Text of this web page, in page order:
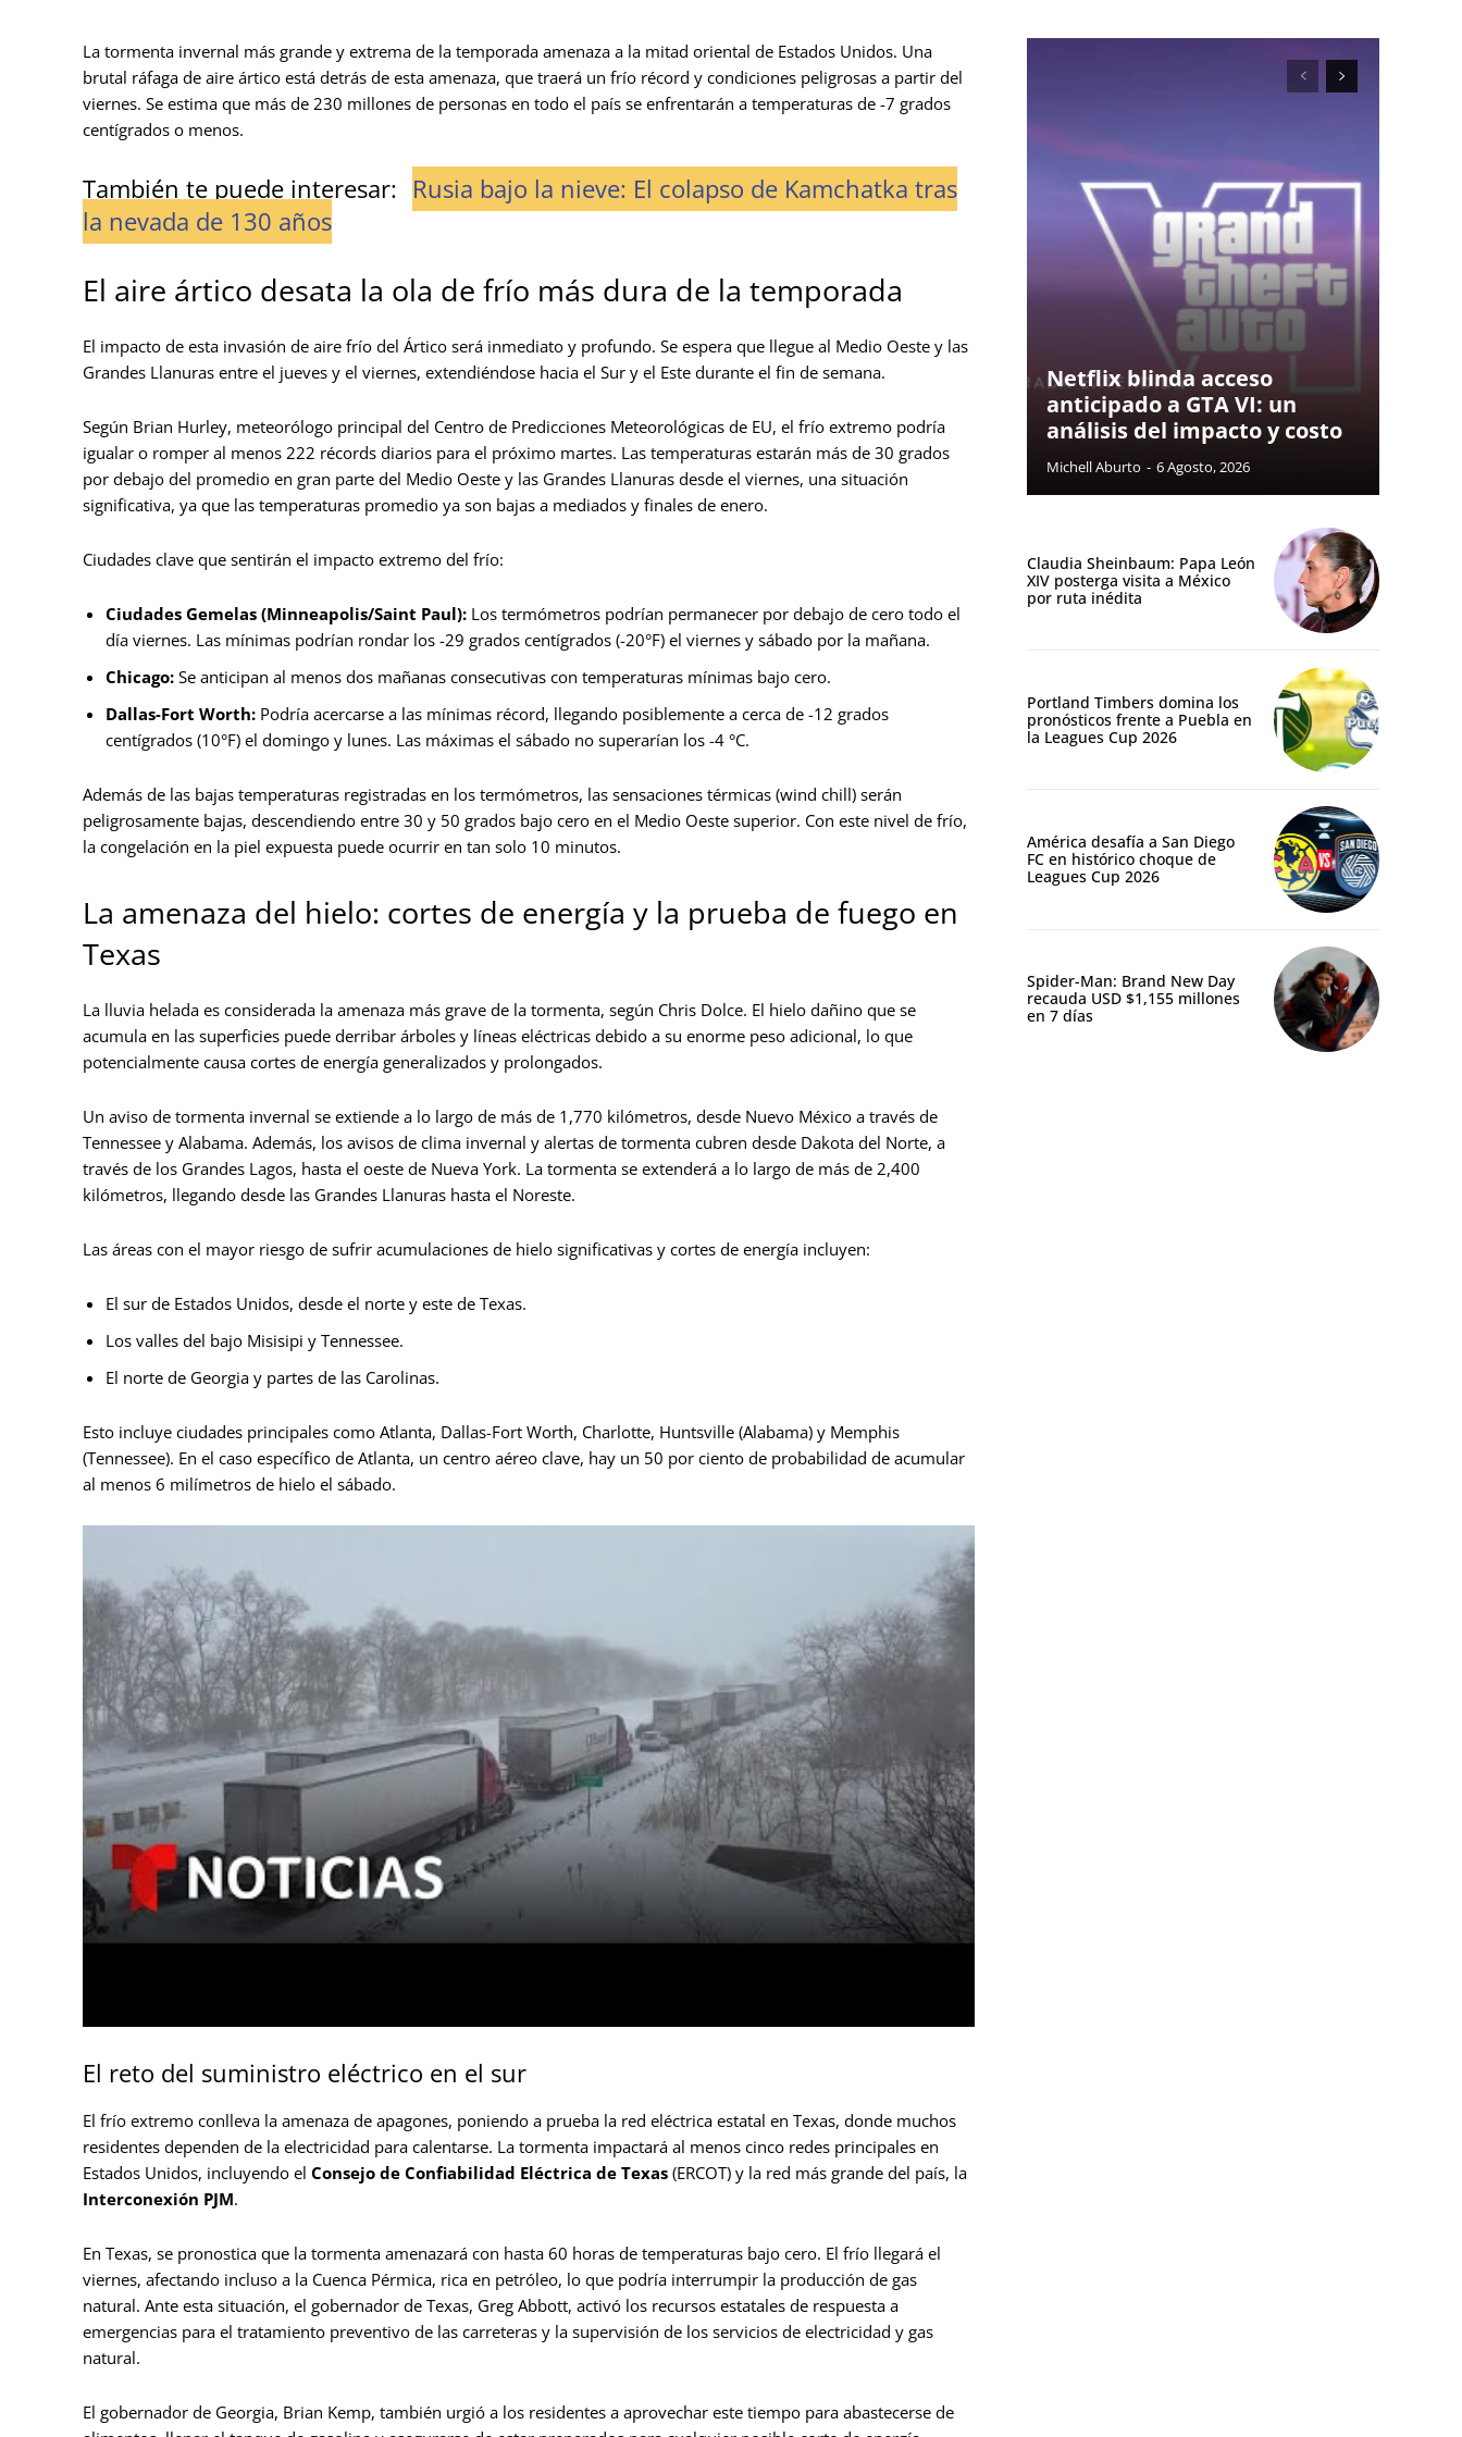
La tormenta invernal más grande y extrema de la temporada amenaza a la mitad oriental de Estados Unidos. Una
brutal ráfaga de aire ártico está detrás de esta amenaza, que traerá un frío récord y condiciones peligrosas a partir del
viernes. Se estima que más de 230 millones de personas en todo el país se enfrentarán a temperaturas de -7 grados
centígrados o menos.
También te puede interesar: Rusia bajo la nieve: El colapso de Kamchatka tras
la nevada de 130 años
El aire ártico desata la ola de frío más dura de la temporada
El impacto de esta invasión de aire frío del Ártico será inmediato y profundo. Se espera que llegue al Medio Oeste y las
Grandes Llanuras entre el jueves y el viernes, extendiéndose hacia el Sur y el Este durante el fin de semana.
Según Brian Hurley, meteorólogo principal del Centro de Predicciones Meteorológicas de EU, el frío extremo podría
igualar o romper al menos 222 récords diarios para el próximo martes. Las temperaturas estarán más de 30 grados
por debajo del promedio en gran parte del Medio Oeste y las Grandes Llanuras desde el viernes, una situación
significativa, ya que las temperaturas promedio ya son bajas a mediados y finales de enero.
Ciudades clave que sentirán el impacto extremo del frío:
Ciudades Gemelas (Minneapolis/Saint Paul): Los termómetros podrían permanecer por debajo de cero todo el
día viernes. Las mínimas podrían rondar los -29 grados centígrados (-20°F) el viernes y sábado por la mañana.
Chicago: Se anticipan al menos dos mañanas consecutivas con temperaturas mínimas bajo cero.
Dallas-Fort Worth: Podría acercarse a las mínimas récord, llegando posiblemente a cerca de -12 grados
centígrados (10°F) el domingo y lunes. Las máximas el sábado no superarían los -4 °C.
Además de las bajas temperaturas registradas en los termómetros, las sensaciones térmicas (wind chill) serán
peligrosamente bajas, descendiendo entre 30 y 50 grados bajo cero en el Medio Oeste superior. Con este nivel de frío,
la congelación en la piel expuesta puede ocurrir en tan solo 10 minutos.
La amenaza del hielo: cortes de energía y la prueba de fuego en
Texas
La lluvia helada es considerada la amenaza más grave de la tormenta, según Chris Dolce. El hielo dañino que se
acumula en las superficies puede derribar árboles y líneas eléctricas debido a su enorme peso adicional, lo que
potencialmente causa cortes de energía generalizados y prolongados.
Un aviso de tormenta invernal se extiende a lo largo de más de 1,770 kilómetros, desde Nuevo México a través de
Tennessee y Alabama. Además, los avisos de clima invernal y alertas de tormenta cubren desde Dakota del Norte, a
través de los Grandes Lagos, hasta el oeste de Nueva York. La tormenta se extenderá a lo largo de más de 2,400
kilómetros, llegando desde las Grandes Llanuras hasta el Noreste.
Las áreas con el mayor riesgo de sufrir acumulaciones de hielo significativas y cortes de energía incluyen:
El sur de Estados Unidos, desde el norte y este de Texas.
Los valles del bajo Misisipi y Tennessee.
El norte de Georgia y partes de las Carolinas.
Esto incluye ciudades principales como Atlanta, Dallas-Fort Worth, Charlotte, Huntsville (Alabama) y Memphis
(Tennessee). En el caso específico de Atlanta, un centro aéreo clave, hay un 50 por ciento de probabilidad de acumular
al menos 6 milímetros de hielo el sábado.
El reto del suministro eléctrico en el sur
El frío extremo conlleva la amenaza de apagones, poniendo a prueba la red eléctrica estatal en Texas, donde muchos
residentes dependen de la electricidad para calentarse. La tormenta impactará al menos cinco redes principales en
Estados Unidos, incluyendo el Consejo de Confiabilidad Eléctrica de Texas (ERCOT) y la red más grande del país, la
Interconexión PJM.
En Texas, se pronostica que la tormenta amenazará con hasta 60 horas de temperaturas bajo cero. El frío llegará el
viernes, afectando incluso a la Cuenca Pérmica, rica en petróleo, lo que podría interrumpir la producción de gas
natural. Ante esta situación, el gobernador de Texas, Greg Abbott, activó los recursos estatales de respuesta a
emergencias para el tratamiento preventivo de las carreteras y la supervisión de los servicios de electricidad y gas
natural.
El gobernador de Georgia, Brian Kemp, también urgió a los residentes a aprovechar este tiempo para abastecerse de
Netflix blinda acceso
anticipado a GTA VI: un
análisis del impacto y costo
Michell Aburto - 6 Agosto, 2026
Claudia Sheinbaum: Papa León
XIV posterga visita a México
por ruta inédita
Portland Timbers domina los
pronósticos frente a Puebla en
la Leagues Cup 2026
América desafía a San Diego
FC en histórico choque de
Leagues Cup 2026
Spider-Man: Brand New Day
recauda USD $1,155 millones
en 7 días